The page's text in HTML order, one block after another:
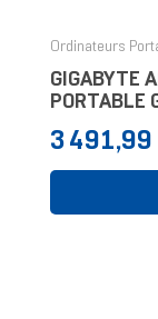
Ordinateurs
GIGABYTE
PORTABLE
INTEL
32GO
Prix
3